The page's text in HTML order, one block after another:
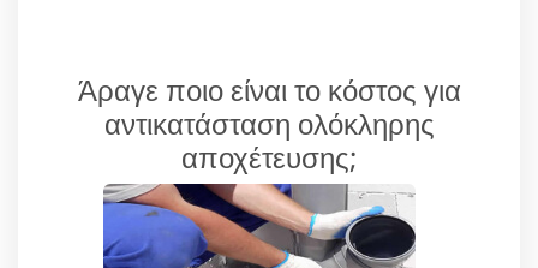
Άραγε ποιο είναι το κόστος για
αντικατάσταση ολόκληρης
αποχέτευσης;